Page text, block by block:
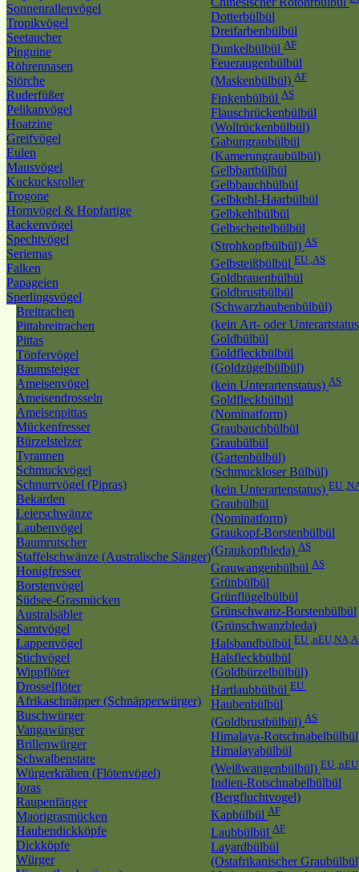
Sonnenrallenvögel
Tropikvögel
Seetaucher
Pinguine
Röhrennasen
Störche
Ruderfüßer
Pelikanvögel
Hoatzine
Greifvögel
Eulen
Mausvögel
Kuckucksroller
Trogone
Hornvögel & Hopfartige
Rackenvögel
Spechtvögel
Seriemas
Falken
Papageien
Sperlingsvögel
Breitrachen
Pittabreitrachen
Pittas
Töpfervögel
Baumsteiger
Ameisenvögel
Ameisendrosseln
Ameisenpittas
Mückenfresser
Bürzelstelzer
Tyrannen
Schmuckvögel
Schnurrvögel (Pipras)
Bekarden
Leierschwänze
Laubenvögel
Baumrutscher
Staffelschwänze (Australische Sänger)
Honigfresser
Borstenvögel
Südsee-Grasmücken
Australsäbler
Samtvögel
Lappenvögel
Stichvögel
Wippflöter
Drosselflöter
Afrikaschnäpper (Schnäpperwürger)
Buschwürger
Vangawürger
Brillenwürger
Schwalbenstare
Würgerkrähen (Flötenvögel)
Ioras
Raupenfänger
Maorigrasmücken
Haubendickköpfe
Dickköpfe
Würger
Dotterbülbül
Dreifarbenbülbül
Dunkelbülbül AF
Feueraugenbülbül
(Maskenbülbül) AF
Finkenbülbül AS
Flauschrückenbülbül
(Wollrückenbülbül)
Gabungraubülbül
(Kamerungraubülbül)
Gelbbartbülbül
Gelbbauchbülbül
Gelbkehl-Haarbülbül
Gelbkehlbülbül
Gelbscheitelbülbül
(Strohkopfbülbül) AS
Gelbsteißbülbül EU ,AS
Goldbrauenbülbül
Goldbrustbülbül
(Schwarzhaubenbülbül)
(kein Art- oder
Goldbülbül
Goldfleckbülbül
(Goldzügelbülbül)
(kein Unterartenstatus) AS
Goldfleckbülbül
(Nominatform)
Graubauchbülbül
Graubülbül
(Gartenbülbül)
(Schmuckloser Bülbül)
(kein Unterartenstatus) EU
Graubülbül
(Nominatform)
Graukopf-Borstenbülbül
(Graukopfbleda) AS
Grauwangenbülbül AS
Grünbülbül
Grünflügelbülbül
Grünschwanz-Borstenbülbül
(Grünschwanzbleda)
Halsbandbülbül EU
Halsfleckbülbül
(Goldbürzelbülbül)
Hartlaubbülbül EU
Haubenbülbül
(Goldbrustbülbül) AS
Himalaya-Rotschnabelbülbül
Himalayabülbül
(Weißwangenbülbül) EU ,nEU
Indien-Rotschnabelbülbül
(Bergfluchtvogel)
Kapbülbül AF
Laubbülbül AF
Layardbülbül
(Ostafrikanischer